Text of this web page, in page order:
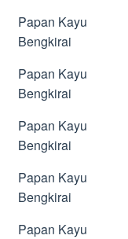
Papan Kayu
Bengkirai
Papan Kayu
Bengkirai
Papan Kayu
Bengkirai
Papan Kayu
Bengkirai
Papan Kayu